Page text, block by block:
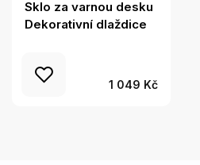
Sklo za varnou desku
Dekorativní dlaždice
1 049 Kč